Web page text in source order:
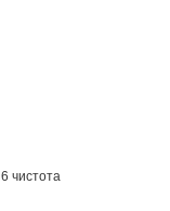
чистота